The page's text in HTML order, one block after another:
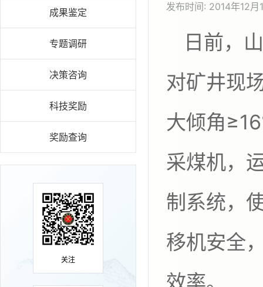
成果鉴定
专题调研
决策咨询
科技奖励
奖励查询
关注
发布时间: 2014年12月
日前，山东能源淄矿集团唐口煤业公司针
对矿井现
大倾角
采煤机，
制系统，
移机安全
效率。